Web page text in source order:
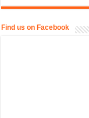
Find us on Facebook